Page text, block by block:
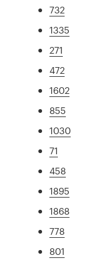
732
1335
271
472
1602
855
1030
71
458
1895
1868
778
801